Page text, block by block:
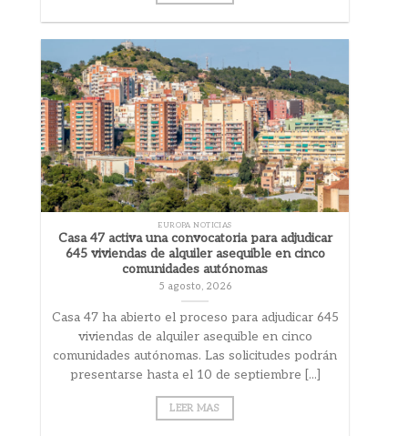
EUROPA NOTICIAS
Casa 47 activa una convocatoria para adjudicar
645 viviendas de alquiler asequible en cinco
comunidades autónomas
5 agosto, 2026
Casa 47 ha abierto el proceso para adjudicar 645
viviendas de alquiler asequible en cinco
comunidades autónomas. Las solicitudes podrán
presentarse hasta el 10 de septiembre [...]
LEER MAS